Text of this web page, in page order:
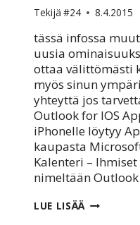
Tekijä #24 8.4.2015
tässä infossa
uusia
ottaa välittömästi
myös sinun
yhteyttä jos
Outlook for IOS
iPhonelle löytyy
kaupasta
Kalenteri –
nimeltään
LUE LISÄÄ LYNC